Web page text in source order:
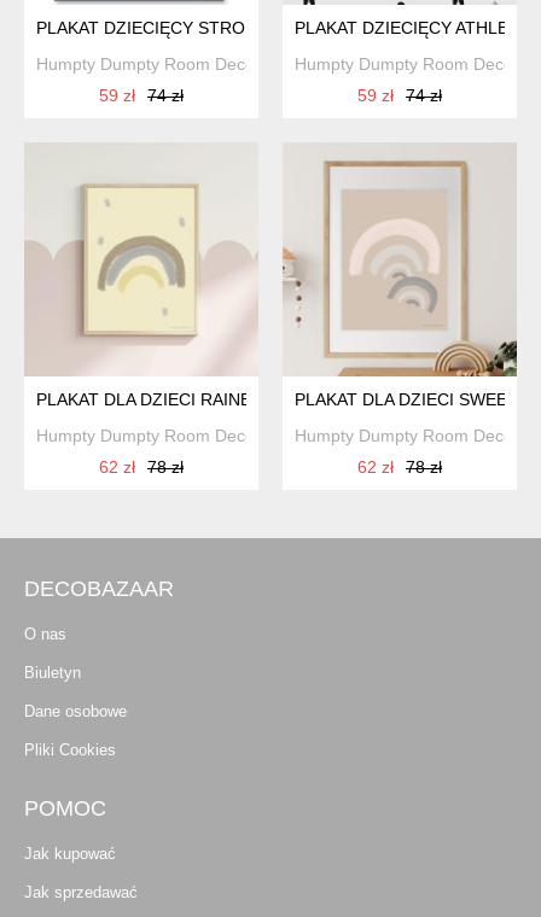
PLAKAT DZIECIĘCY STRONG ATHLETE
Humpty Dumpty Room Decoration
59 zł
74 zł
PLAKAT DZIECIĘCY ATHLETE
Humpty Dumpty Room
59 zł
74 zł
PLAKAT DLA DZIECI RAINBOW DREAMS
Humpty Dumpty Room Decoration
62 zł
78 zł
PLAKAT DLA DZIECI SWEET
Humpty Dumpty Room
62 zł
78 zł
DECOBAZAAR
O nas
Biuletyn
Dane osobowe
Pliki Cookies
POMOC
Jak kupować
Jak sprzedawać